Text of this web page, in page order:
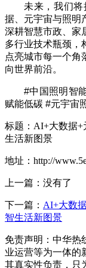
未来，我们
据、元宇宙与照明
深耕智慧市政、家
多行业技术瓶颈，
点亮城市每一个角
向世界前沿。
#中国照明智
赋能低碳 #元宇宙
标题：AI+大数据+
生活新图景
地址：http://
上一篇：没有了
下一篇： AI+大数
智生活新图景
免责声明：中华热
业运营等为一体的
其真实性负责，只